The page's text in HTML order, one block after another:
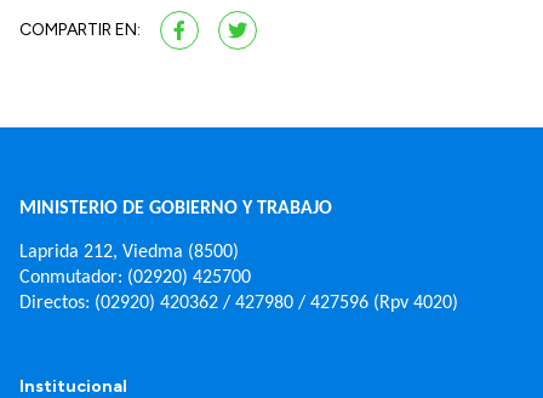
COMPARTIR EN:
MINISTERIO DE GOBIERNO Y TRABAJO
Laprida 212, Viedma (8500)
Conmutador: (02920) 425700
Directos: (02920) 420362 / 427980 / 427596 (Rpv 4020)
Institucional